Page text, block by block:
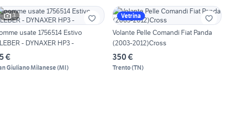
3
usate 1756514 Estivo
- DYNAXER HP3 -
€
Giuliano Milanese(MI)
Vetrina
Volante Pelle Comandi Fiat Panda
(2003-2012)Cross
350 €
Trento(TN)